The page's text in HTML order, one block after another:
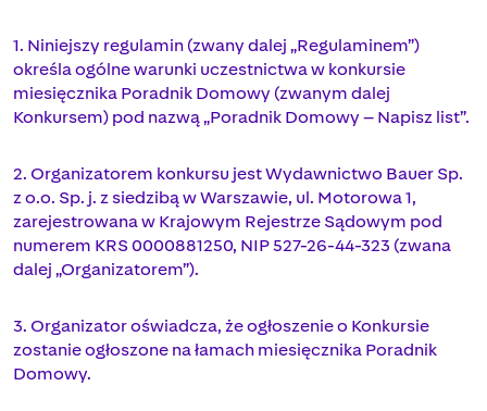
1. Niniejszy regulamin (zwany dalej „Regulaminem”)
określa ogólne warunki uczestnictwa w konkursie
miesięcznika Poradnik Domowy (zwanym dalej
Konkursem) pod nazwą „Poradnik Domowy – Napisz list”.
2. Organizatorem konkursu jest Wydawnictwo Bauer Sp.
z o.o. Sp. j. z siedzibą w Warszawie, ul. Motorowa 1,
zarejestrowana w Krajowym Rejestrze Sądowym pod
numerem KRS 0000881250, NIP 527-26-44-323 (zwana
dalej „Organizatorem”).
3. Organizator oświadcza, że ogłoszenie o Konkursie
zostanie ogłoszone na łamach miesięcznika Poradnik
Domowy.